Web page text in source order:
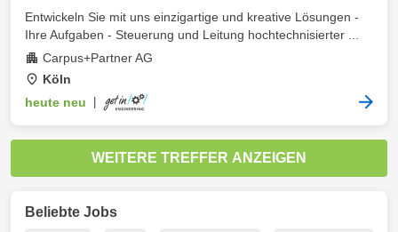
Entwickeln Sie mit uns einzigartige und kreative Lösungen -
Ihre Aufgaben - Steuerung und Leitung hochtechnisierter ...
Carpus+Partner AG
Köln
heute neu
WEITERE TREFFER ANZEIGEN
Beliebte Jobs